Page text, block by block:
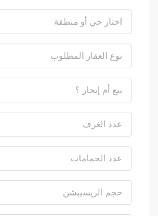
اختار حي أو منطقة
نوع العقار المطلوب
بيع أم إيجار ؟
عدد الغرف
عدد الحمامات
حجم الريسيبشن